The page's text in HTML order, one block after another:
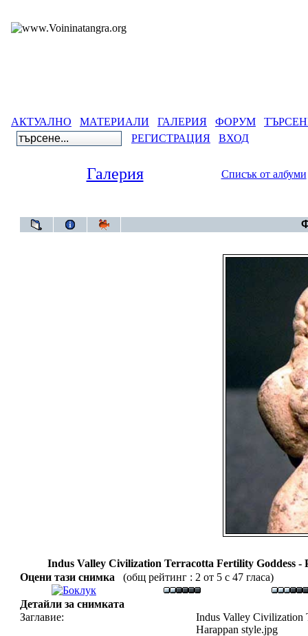
АКТУАЛНО МАТЕРИАЛИ ГАЛЕРИЯ ФОРУМ
РЕГИСТРАЦИЯ
ВХОД
Галерия Списък от албуми
Indus Valley Civilization Terracotta Fertility Goddess -
Оцени тази снимка
(общ рейтинг : 2 от 5 с 47 гласа)
Детайли за снимката
Заглавие:
Indus Valley Civilization
Harappan style.jpg